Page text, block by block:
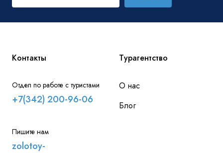
Контакты
Отдел по работе с туристами
+7(342) 200-96-06
Пишите нам
zolotoy-
Турагентство
О нас
Блог